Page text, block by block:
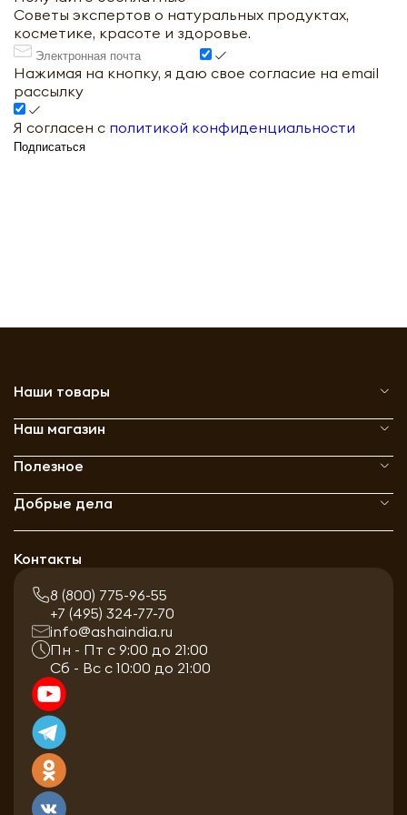
Советы экспертов о натуральных продуктах,
косметике, красоте и здоровье.
Нажимая на кнопку, я даю свое согласие на email
рассылку
Я согласен с политикой конфиденциальности
Подписаться
Наши товары
Наш магазин
Полезное
Добрые дела
Контакты
8 (800) 775-96-55
+7 (495) 324-77-70
info@ashaindia.ru
Пн - Пт с 9:00 до 21:00
Сб - Вс с 10:00 до 21:00